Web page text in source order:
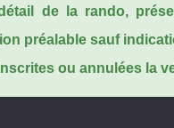
de la rando,
préalable sauf
ou annulées la